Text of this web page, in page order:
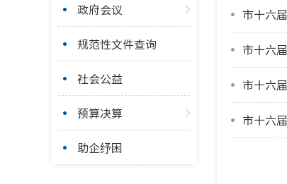
政府会议
规范性文件查询
社会公益
预算决算
助企纾困
市十六
市十六
市十六
市十六